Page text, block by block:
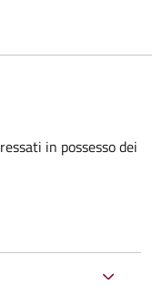
in possesso dei